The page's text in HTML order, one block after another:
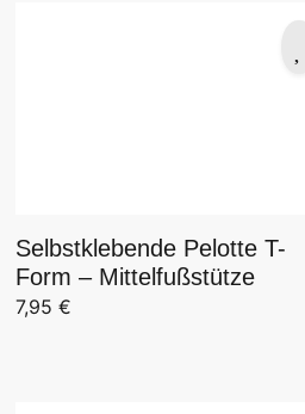
Selbstklebende Pelotte T-
Form – Mittelfußstütze
7,95 €